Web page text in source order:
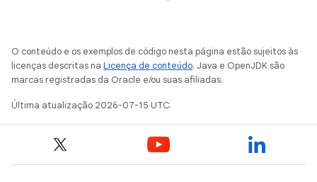
O conteúdo e os exemplos de código nesta página estão sujeitos às
licenças descritas na Licença de conteúdo. Java e OpenJDK são
marcas registradas da Oracle e/ou suas afiliadas.
Última atualização 2026-07-15 UTC.